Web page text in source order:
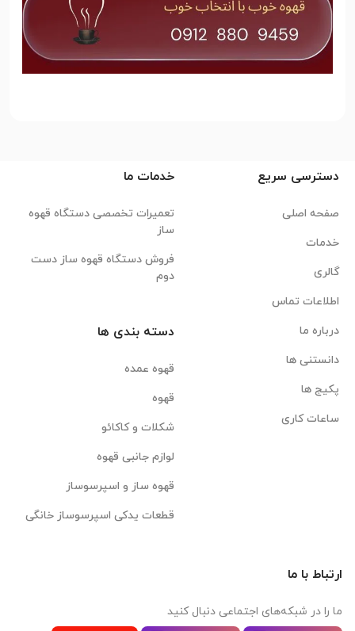
دسترسی سریع
صفحه اصلی
خدمات
گالری
اطلاعات تماس
درباره ما
دانستنی ها
پکیج ها
ساعات کاری
خدمات ما
تعمیرات تخصصی دستگاه قهوه
ساز
فروش دستگاه قهوه ساز دست
دوم
دسته بندی ها
قهوه عمده
قهوه
شکلات و کاکائو
لوازم جانبی قهوه
قهوه ساز و اسپرسوساز
قطعات یدکی اسپرسوساز خانگی
ارتباط با ما
ما را در شبکه‌های اجتماعی دنبال کنید